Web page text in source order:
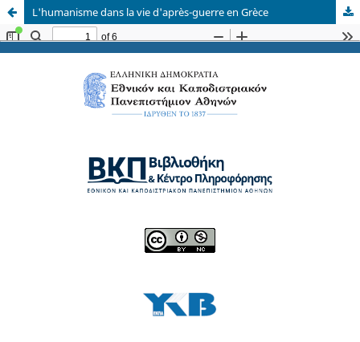
L'humanisme dans la vie d'après-guerre en Grèce